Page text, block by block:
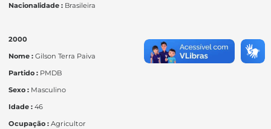
Nacionalidade : Brasileira
2000
Nome :Gilson Terra Paiva
Partido : PMDB
Sexo : Masculino
Idade :46
Ocupação :Agricultor